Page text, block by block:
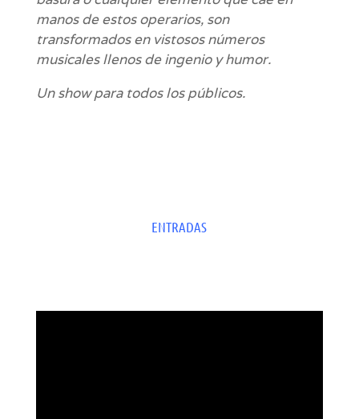
manos de estos operarios, son
transformados en vistosos números
musicales llenos de ingenio y humor.
Un show para todos los públicos.
ENTRADAS